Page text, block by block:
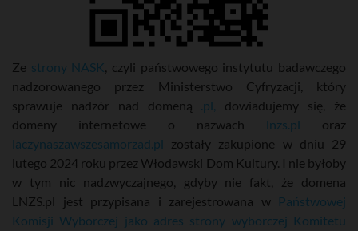
Ze strony NASK , czyli państwowego instytutu badawczego
nadzorowanego przez Ministerstwo Cyfryzacji, który
sprawuje nadzór nad domeną .pl, dowiadujemy się, że
domeny internetowe o nazwach
lnzs.pl oraz
laczynaszawszesamorzad.pl zostały zakupione w dniu 29
lutego 2024 roku przez Włodawski Dom Kultury. I nie byłoby
w tym nic nadzwyczajnego, gdyby nie fakt, że domena
LNZS.pl jest przypisana i zarejestrowana w Państwowej
Komisji Wyborczej jako adres strony wyborczej Komitetu